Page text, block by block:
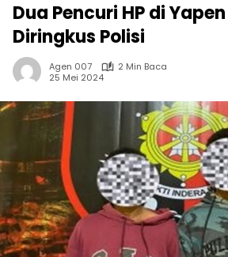
Dua Pencuri HP di
Diringkus Polisi
Agen 007
2 Min Baca
25 Mei 2024